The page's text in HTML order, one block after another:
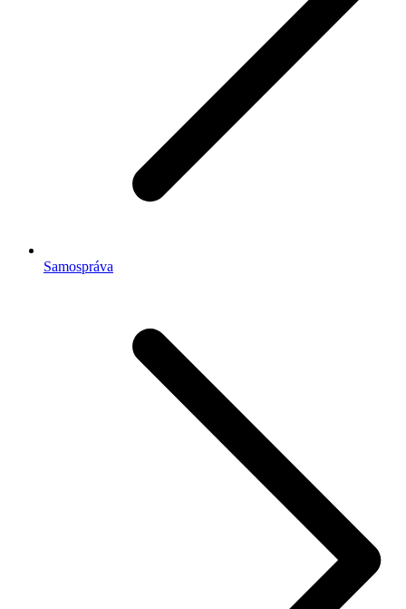
Samospráva